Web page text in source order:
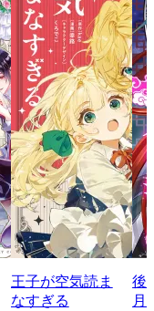
王子が空気読ま
なすぎる
後
月